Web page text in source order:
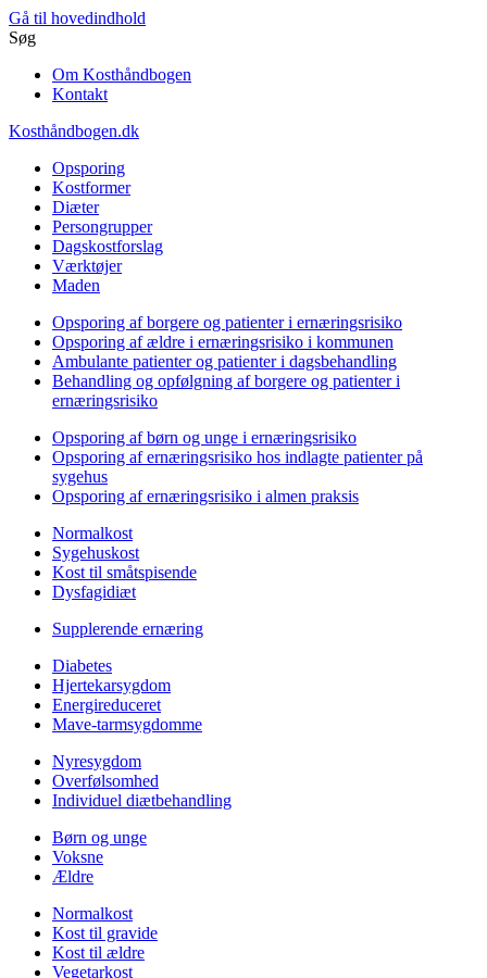
Gå til hovedindhold
Søg
Om Kosthåndbogen
Kontakt
Kosthåndbogen.dk
Opsporing
Kostformer
Diæter
Persongrupper
Dagskostforslag
Værktøjer
Maden
Opsporing af borgere og patienter i ernæringsrisiko
Opsporing af ældre i ernæringsrisiko i kommunen
Ambulante patienter og patienter i dagsbehandling
Behandling og opfølgning af borgere og patienter i
ernæringsrisiko
Opsporing af børn og unge i ernæringsrisiko
Opsporing af ernæringsrisiko hos indlagte patienter på
sygehus
Opsporing af ernæringsrisiko i almen praksis
Normalkost
Sygehuskost
Kost til småtspisende
Dysfagidiæt
Supplerende ernæring
Diabetes
Hjertekarsygdom
Energireduceret
Mave-tarmsygdomme
Nyresygdom
Overfølsomhed
Individuel diætbehandling
Børn og unge
Voksne
Ældre
Normalkost
Kost til gravide
Kost til ældre
Vegetarkost